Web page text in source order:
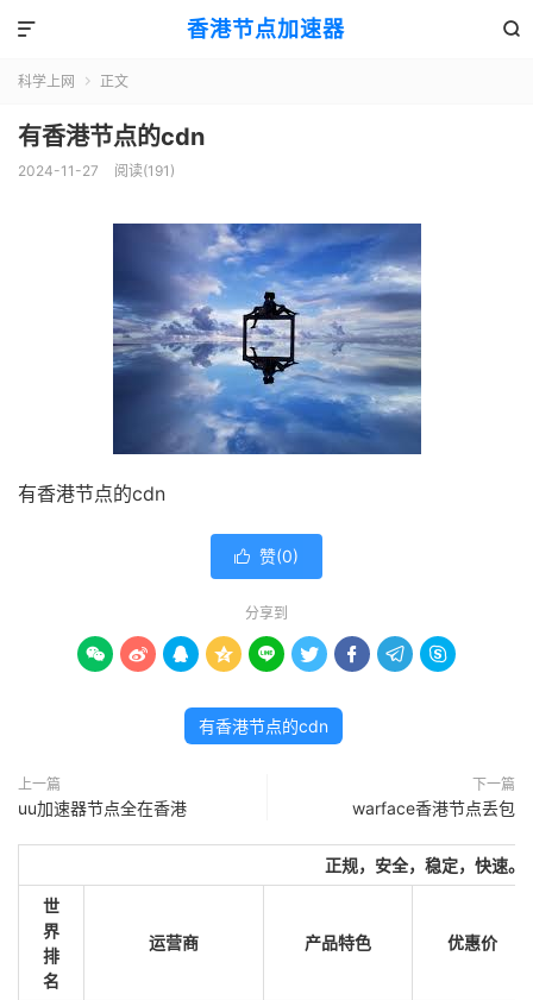
香港节点加速器 

科学上网  正文
有香港节点的cdn
2024-11-27 阅读(191)
有香港节点的cdn
 赞(0)
分享到
        
有香港节点的cdn
上一篇
uu加速器节点全在香港
下一篇
warface香港节点丢包
正规，安全，稳定，快速。
世
界
排
名
运营商 产品特色 优惠价